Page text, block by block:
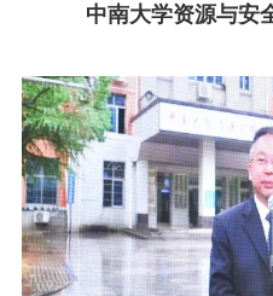
中南大学资源与安